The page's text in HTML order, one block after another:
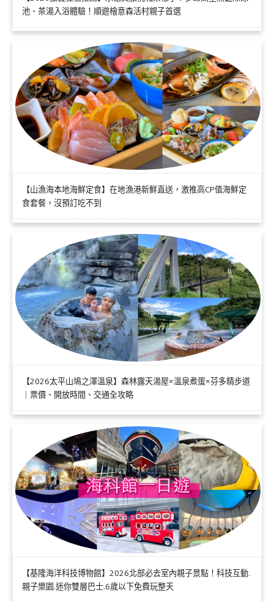
池、茶湯入浴體驗！順遊檜意森活村親子首選
【山漁海本地海鮮定食】在地漁港新鮮直送，激推高CP值海鮮定
食套餐，沒預訂吃不到
【2026太平山鳩之澤溫泉】森林露天湯屋×溫泉煮蛋×芬多精步道
｜票價、開放時間、交通全攻略
【基隆海洋科技博物館】2026北部必去室內親子景點！科技互動.
親子樂園.迷你雙層巴士.6歲以下免費玩整天